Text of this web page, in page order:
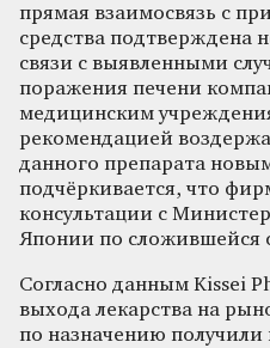
прямая взаимосвязь с
средства подтверждена
связи с выявленными
поражения печени
медицинским
рекомендацией
данного препарата
подчёркивается, что
консультации с
Японии по сложившейся
Согласно данным Kissei
выхода лекарства на
по назначению получили